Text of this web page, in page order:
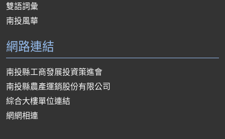
雙語詞彙
南投風華
網路連結
南投縣工商發展投資策進會
南投縣農產運銷股份有限公司
綜合大樓單位連結
網網相連